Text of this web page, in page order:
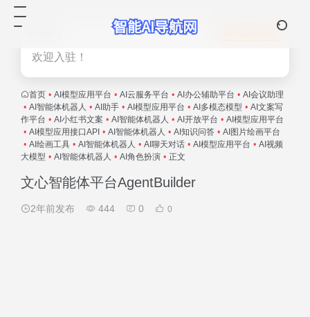
欢迎入驻！
首页 • AI模型应用平台 • AI云服务平台 • AI办公辅助平台 • AI会议助理
• AI智能体机器人 • AI助手 • AI模型应用平台 • AI多模态模型 • AI文案写
作平台 • AI小红书文案 • AI智能体机器人 • AI开放平台 • AI模型应用平台
• AI模型应用接口API • AI智能体机器人 • AI知识问答 • AI图片绘画平台
• AI绘画工具 • AI智能体机器人 • AI聊天对话 • AI模型应用平台 • AI视频
大模型 • AI智能体机器人 • AI角色扮演 • 正文
文心智能体平台AgentBuilder
2年前发布 444 0 0